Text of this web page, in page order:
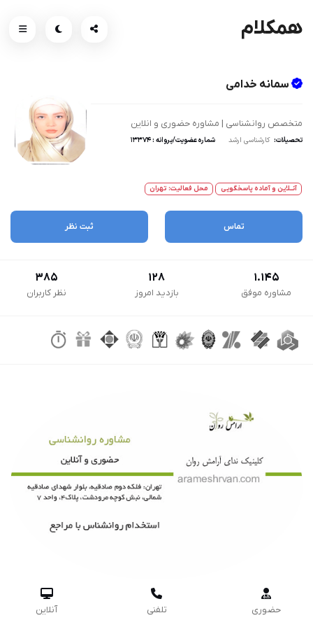
همکلام
سمانه خدامی
متخصص روانشناسی | مشاوره حضوری و انلاین
تحصیلات: کارشناسی ارشد شماره عضویت/پروانه : ۱۳۳۷۴
آنــلاین و آماده پاسخگویی محل فعالیت: تهران
تماس ثبت نظر
1.145
مشاوره موفق
128
بازدید امروز
385
نظر کاربران

حضوری

تلفنی

آنلاین